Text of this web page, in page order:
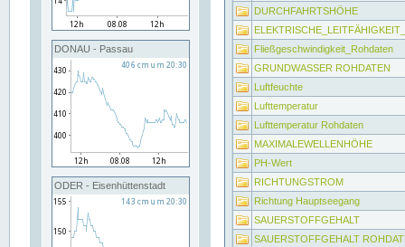
DONAU - Passau
ODER - Eisenhüttenstadt
DURCHFAHRTSHÖHE
Fließgeschwindigkeit_Rohdaten
GRUNDWASSER ROHDATEN
Luftfeuchte
Lufttemperatur
Lufttemperatur Rohdaten
MAXIMALEWELLENHÖHE
PH-Wert
RICHTUNGSTROM
Richtung Hauptseegang
SAUERSTOFFGEHALT
SAUERSTOFFGEHALT